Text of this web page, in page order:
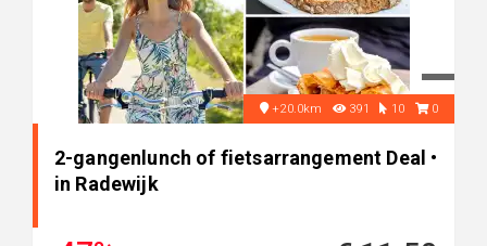
+20.0km 391 10 0
2-gangenlunch of fietsarrangement Deal •
in Radewijk